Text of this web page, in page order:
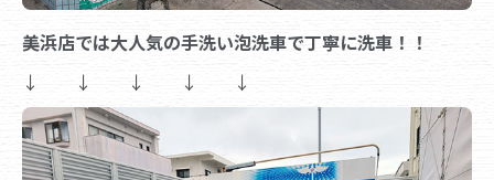
美浜店では大人気の手洗い泡洗車で丁寧に洗車！！
↓ ↓ ↓ ↓ ↓